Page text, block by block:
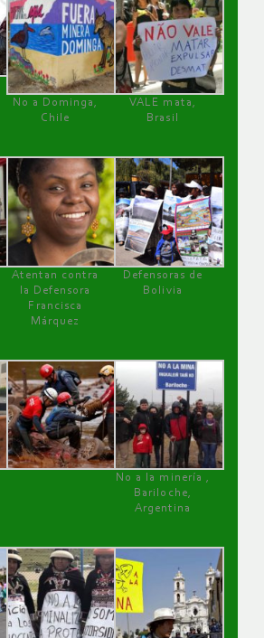
No a Dominga,
Chile
VALE mata,
Brasil
Atentan contra
la Defensora
Francisca
Márquez
Defensoras de
Bolivia
No a la minería ,
Bariloche,
Argentina